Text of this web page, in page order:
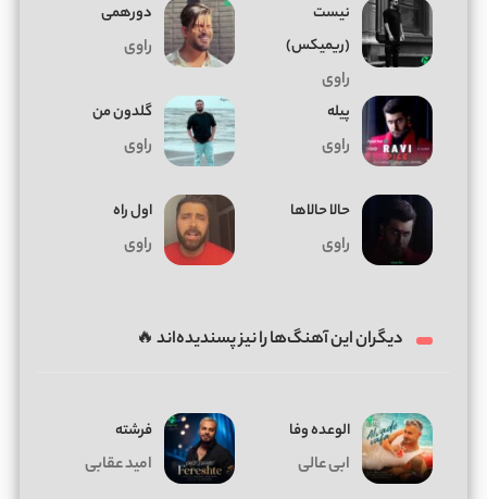
نیست
(ریمیکس)
راوی
دورهمی
راوی
پیله
راوی
گلدون من
راوی
حالا حالاها
راوی
اول راه
راوی
دیگران این آهنگ‌ها را نیز پسندیده‌اند 🔥
الوعده وفا
ابی عالی
فرشته
امید عقابی